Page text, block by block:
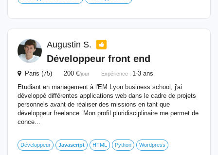
Augustin S.
Développeur front end
Paris (75) 200 €/jour Expérience : 1-3 ans
Etudiant en management à l'EM Lyon business school, j'ai
développé différentes applications web dans le cadre de projets
personnels avant de réaliser des missions en tant que
développeur freelance. Mon profil pluridisciplinaire me permet de
conce...
Développeur Javascript HTML Python Wordpress